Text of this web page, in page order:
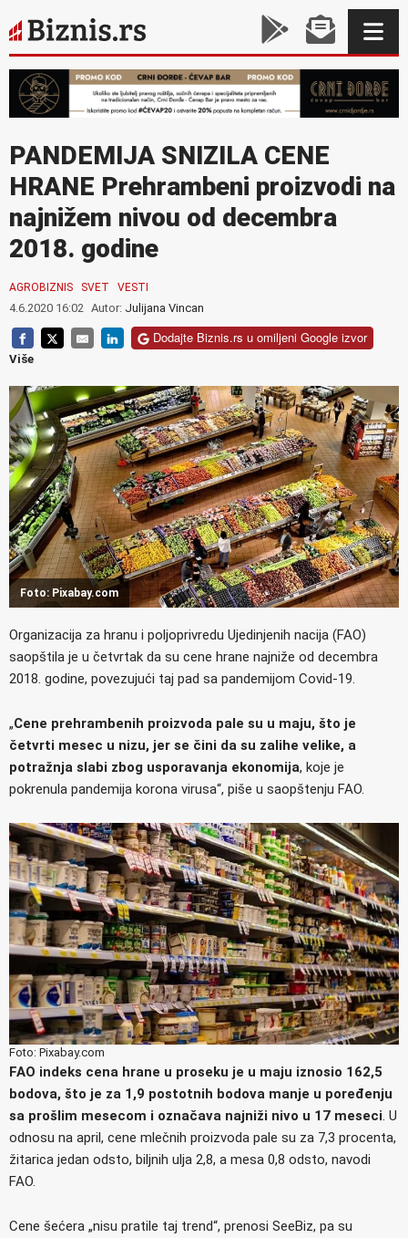
PANDEMIJA SNIZILA CENE
HRANE Prehrambeni proizvodi na
najnižem nivou od decembra
2018. godine
AGROBIZNIS SVET VESTI
4.6.2020 16:02 Autor: Julijana Vincan
Dodajte Biznis.rs u omiljeni Google izvor
Više
Foto: Pixabay.com
Organizacija za hranu i poljoprivredu Ujedinjenih nacija (FAO)
saopštila je u četvrtak da su cene hrane najniže od decembra
2018. godine, povezujući taj pad sa pandemijom Covid-19.
„Cene prehrambenih proizvoda pale su u maju, što je
četvrti mesec u nizu, jer se čini da su zalihe velike, a
potražnja slabi zbog usporavanja ekonomija, koje je
pokrenula pandemija korona virusa“, piše u saopštenju FAO.
Foto: Pixabay.com
FAO indeks cena hrane u proseku je u maju iznosio 162,5
bodova, što je za 1,9 postotnih bodova manje u poređenju
sa prošlim mesecom i označava najniži nivo u 17 meseci . U
odnosu na april, cene mlečnih proizvoda pale su za 7,3 procenta,
žitarica jedan odsto, biljnih ulja 2,8, a mesa 0,8 odsto, navodi
FAO.
Cene šećera „nisu pratile taj trend“, prenosi SeeBiz, pa su